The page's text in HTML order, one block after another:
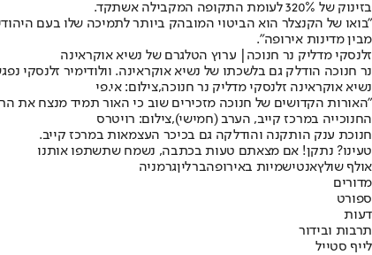
בזינוק של 320% לעומת התקופה המקבילה אשתקד.
"בואו של הקנצלר הוא הביטוי המובהק ביותר לתמיכה שלו בעם
מבין מדינות אירופה".
זלנסקי מדליק נר חנוכה| ערוץ הטלגרם של נשיא אוקראינה
נר חנוכה הודלק גם בלשכתו של נשיא אוקראינה. וולודימיר
נשיא אוקראינה זלנסקי מדליק נר חנוכה,צילום: אי.פי
"האורות הקדושים של חנוכה מזכירים שוב כי האור תמיד מנצח את
החנוכייה במרכז קייב, הערב (חמישי),צילום: רויטרס
חנוכת ענק הותקנה והודלקה גם בכיכר העצמאות במרכז קייב.
טעינו? נתקן! אם מצאתם טעות בכתבה, נשמח שתשתפו אותנו
אולף שולץאנטישמיות באירופהברליןגרמניה
מדורים
ספורט
דעות
תרבות ובידור
לייף סטייל